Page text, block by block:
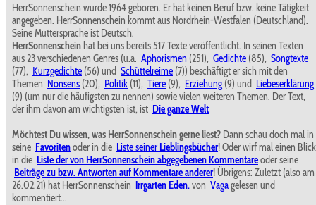
HerrSonnenschein wurde 1964 geboren. Er hat keinen Beruf bzw. keine Tätigkeit
angegeben. HerrSonnenschein kommt aus Nordrhein-Westfalen (Deutschland).
Seine Muttersprache ist Deutsch.
HerrSonnenschein hat bei uns bereits 517 Texte veröffentlicht. In seinen Texten
aus 23 verschiedenen Genres (u.a. Aphorismen (251), Gedichte (85), Songtexte
(77), Kurzgedichte (56) und Schüttelreime (7)) beschäftigt er sich mit den
Themen Nonsens (20), Politik (11), Tiere (9), Erziehung (9) und Liebeserklärung
(9) (um nur die häufigsten zu nennen) sowie vielen weiteren Themen. Der Text,
der ihm davon am wichtigsten ist, ist Die ganze Welt
Möchtest Du wissen, was HerrSonnenschein gerne liest? Dann schau doch mal in
seine Favoritenoder in die Liste seiner Lieblingsbücher! Oder wirf mal einen Blick
in die Liste der von HerrSonnenschein abgegebenen Kommentareoder seine
Beiträge zu bzw. Antworten auf Kommentare anderer! Übrigens: Zuletzt (also am
26.02.21) hat HerrSonnenschein Irrgarten Eden.von Vagagelesen und
kommentiert...